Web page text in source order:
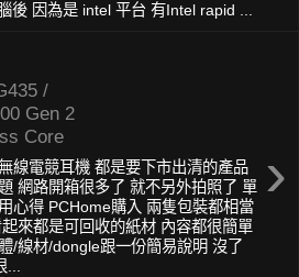
後 因為是 intel 平台 有Intel rapid ...
/
Gen 2
Core
›
線電競耳機 都是要下市出清的產品
網路開箱很多了 就不另外拍照了 單
心得 PCHome購入 兩隻包裝都相當
來都是可回收的紙材 內容都很簡單
/線材/dongle跟一份簡易說明 沒了
...